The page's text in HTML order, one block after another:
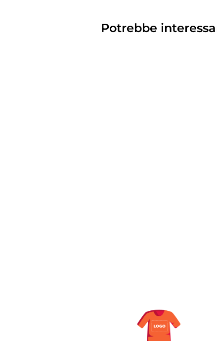
Potrebbe